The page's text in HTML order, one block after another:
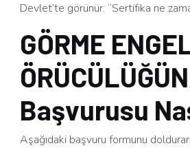
Devlet’te görünür. “Sertifika ne
GÖRME
Başvurusu
Aşağıdaki başvuru formunu